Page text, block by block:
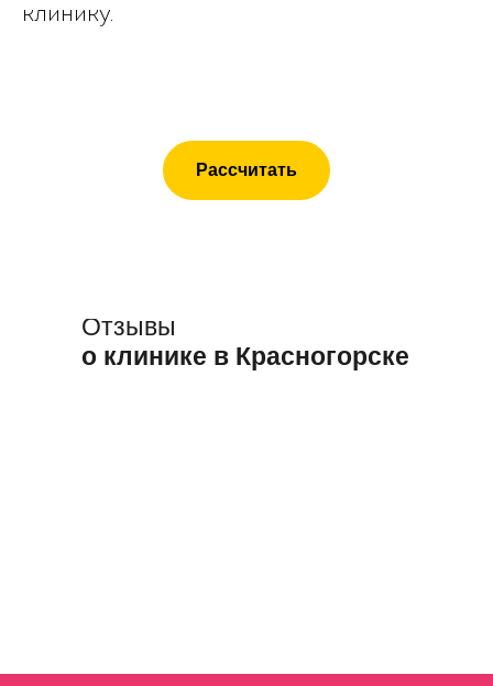
клинику.
Рассчитать
Отзывы
о клинике в Красногорске